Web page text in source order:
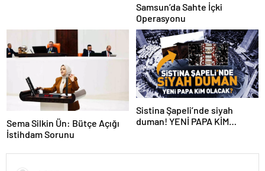
Samsun’da Sahte İçki
Operasyonu
Sema Silkin Ün: Bütçe Açığı
İstihdam Sorunu
Sistina Şapeli’nde siyah
duman! YENİ PAPA KİM